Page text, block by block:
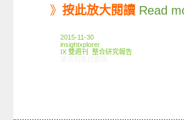
》按此放大閱讀 Read
2015-11-30
insightxplorer
IX 雙週刊
,整合研究報告